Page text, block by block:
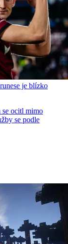
je blízko
se ocitl mimo
se podle